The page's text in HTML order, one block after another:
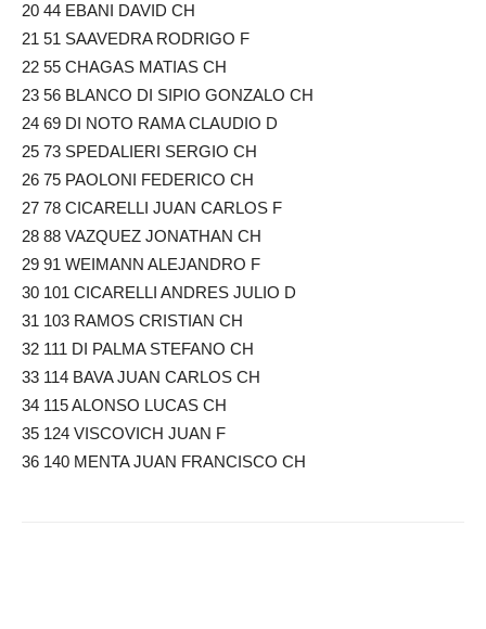
20 44 EBANI DAVID CH
21 51 SAAVEDRA RODRIGO F
22 55 CHAGAS MATIAS CH
23 56 BLANCO DI SIPIO GONZALO CH
24 69 DI NOTO RAMA CLAUDIO D
25 73 SPEDALIERI SERGIO CH
26 75 PAOLONI FEDERICO CH
27 78 CICARELLI JUAN CARLOS F
28 88 VAZQUEZ JONATHAN CH
29 91 WEIMANN ALEJANDRO F
30 101 CICARELLI ANDRES JULIO D
31 103 RAMOS CRISTIAN CH
32 111 DI PALMA STEFANO CH
33 114 BAVA JUAN CARLOS CH
34 115 ALONSO LUCAS CH
35 124 VISCOVICH JUAN F
36 140 MENTA JUAN FRANCISCO CH